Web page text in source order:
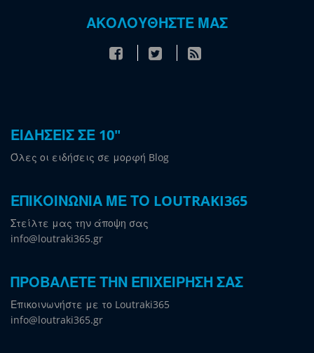
ΑΚΟΛΟΥΘΗΣΤΕ ΜΑΣ
ΕΙΔΗΣΕΙΣ ΣΕ 10"
Όλες οι ειδήσεις σε μορφή Blog
ΕΠΙΚΟΙΝΩΝΙΑ ΜΕ ΤΟ LOUTRAKI365
Στείλτε μας την άποψη σας
info@loutraki365.gr
ΠΡΟΒΑΛΕΤΕ ΤΗΝ ΕΠΙΧΕΙΡΗΣΗ ΣΑΣ
Επικοινωνήστε με το Loutraki365
info@loutraki365.gr